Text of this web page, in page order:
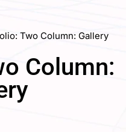
Two Column: Gallery
Column: